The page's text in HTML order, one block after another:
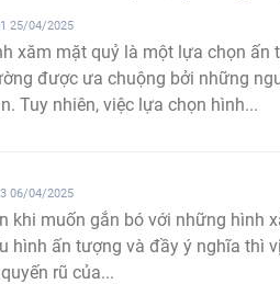
xăm mặt quỷ là một lựa chọn
được ưa chuộng bởi những
Tuy nhiên, việc lựa chọn hình...
25/04/2025
khi muốn gắn bó với những hình
hình ấn tượng và đầy ý nghĩa thì
rũ của...
06/04/2025